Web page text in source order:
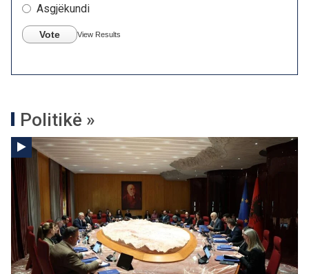
Asgjëkundi
Vote View Results
Politikë »